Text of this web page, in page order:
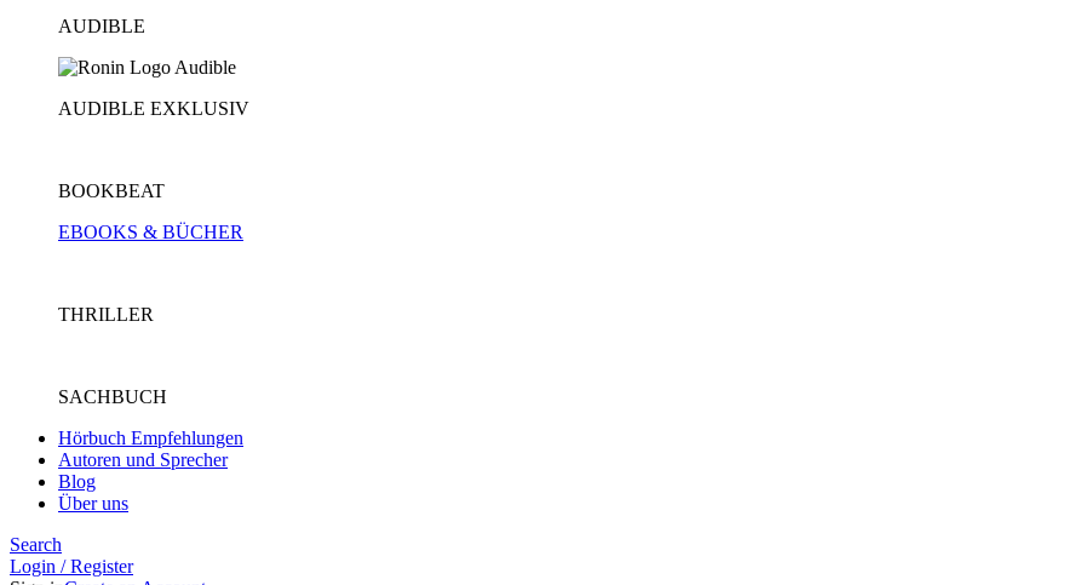
AUDIBLE
AUDIBLE EXKLUSIV
BOOKBEAT
EBOOKS & BÜCHER
THRILLER
SACHBUCH
Hörbuch Empfehlungen
Autoren und Sprecher
Blog
Über uns
Search
Login / Register